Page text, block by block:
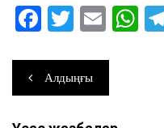
F
c
e
T
tt
er
E
ai
l
W
Навигация
по
Алдыңғы